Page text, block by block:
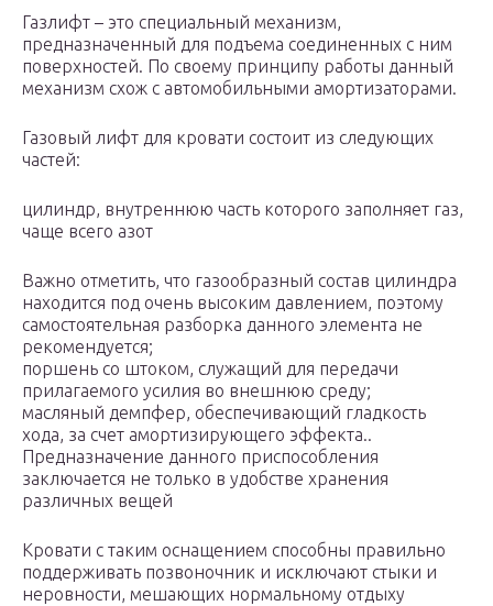
Газлифт – это специальный механизм,
предназначенный для подъема соединенных с ним
поверхностей. По своему принципу работы данный
механизм схож с автомобильными амортизаторами.
Газовый лифт для кровати состоит из следующих
частей:
цилиндр, внутреннюю часть которого заполняет газ,
чаще всего азот
Важно отметить, что газообразный состав цилиндра
находится под очень высоким давлением, поэтому
самостоятельная разборка данного элемента не
рекомендуется;
поршень со штоком, служащий для передачи
прилагаемого усилия во внешнюю среду;
масляный демпфер, обеспечивающий гладкость
хода, за счет амортизирующего эффекта..
Предназначение данного приспособления
заключается не только в удобстве хранения
различных вещей
Кровати с таким оснащением способны правильно
поддерживать позвоночник и исключают стыки и
неровности, мешающих нормальному отдыху